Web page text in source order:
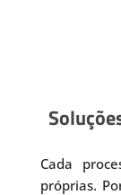
Cada
próprias.